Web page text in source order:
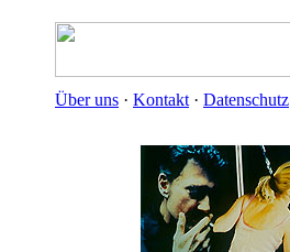
Über uns · Kontakt · Datenschutz